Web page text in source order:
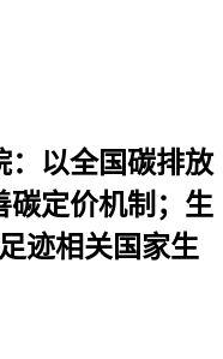
：以全国碳排放
碳定价机制；生
迹相关国家生